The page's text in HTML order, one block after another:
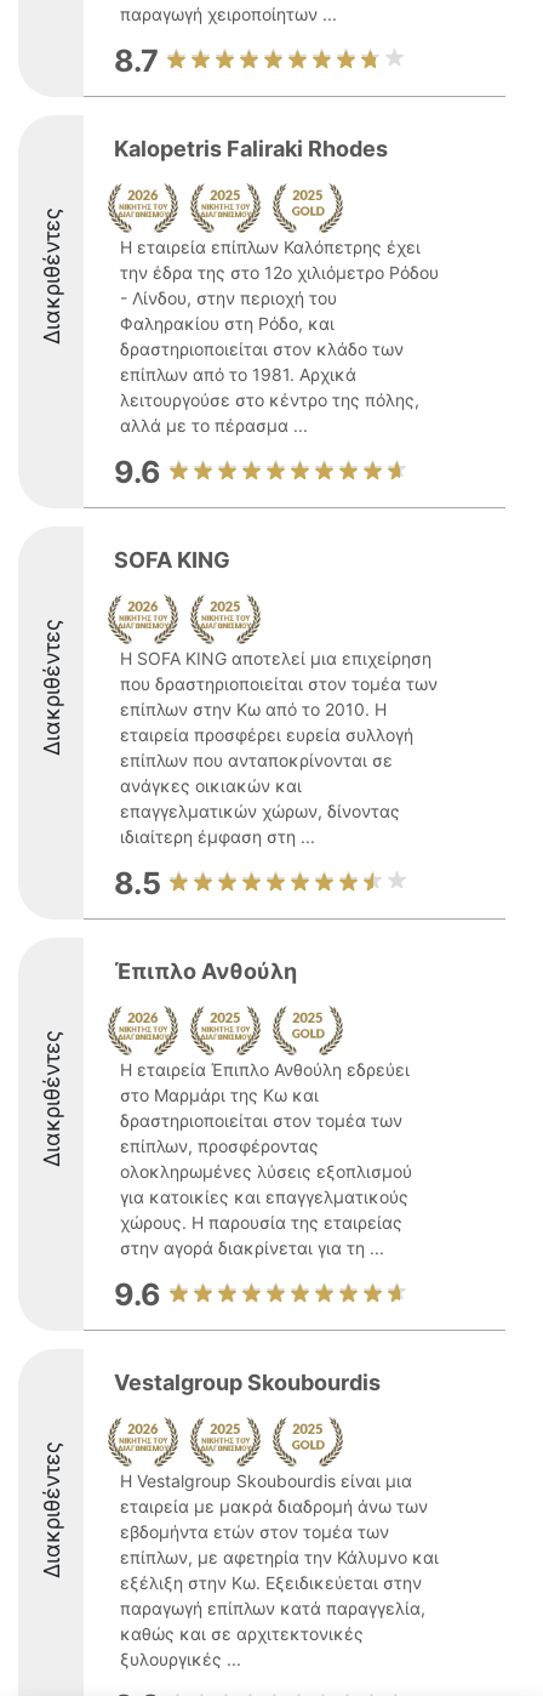
παραγωγή χειροποίητων ...
8.7
Διακριθέντες
Kalopetris Faliraki Rhodes
Η εταιρεία επίπλων Καλόπετρης έχει
την έδρα της στο 12ο χιλιόμετρο Ρόδου
- Λίνδου, στην περιοχή του
Φαληρακίου στη Ρόδο, και
δραστηριοποιείται στον κλάδο των
επίπλων από το 1981. Αρχικά
λειτουργούσε στο κέντρο της πόλης,
αλλά με το πέρασμα ...
9.6
Διακριθέντες
SOFA KING
Η SOFA KING αποτελεί μια επιχείρηση
που δραστηριοποιείται στον τομέα των
επίπλων στην Κω από το 2010. Η
εταιρεία προσφέρει ευρεία συλλογή
επίπλων που ανταποκρίνονται σε
ανάγκες οικιακών και
επαγγελματικών χώρων, δίνοντας
ιδιαίτερη έμφαση στη ...
8.5
Διακριθέντες
Έπιπλο Ανθούλη
Η εταιρεία Έπιπλο Ανθούλη εδρεύει
στο Μαρμάρι της Κω και
δραστηριοποιείται στον τομέα των
επίπλων, προσφέροντας
ολοκληρωμένες λύσεις εξοπλισμού
για κατοικίες και επαγγελματικούς
χώρους. Η παρουσία της εταιρείας
στην αγορά διακρίνεται για τη ...
9.6
Διακριθέντες
Vestalgroup Skoubourdis
Η Vestalgroup Skoubourdis είναι μια
εταιρεία με μακρά διαδρομή άνω των
εβδομήντα ετών στον τομέα των
επίπλων, με αφετηρία την Κάλυμνο και
εξέλιξη στην Κω. Εξειδικεύεται στην
παραγωγή επίπλων κατά παραγγελία,
καθώς και σε αρχιτεκτονικές
ξυλουργικές ...